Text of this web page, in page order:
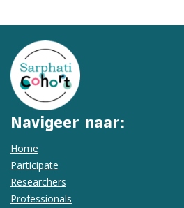
Navigeer naar:
Home
Participate
Researchers
Professionals